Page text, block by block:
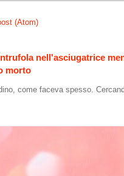
(Atom)
nell'asciugatrice
morto
come faceva spesso.